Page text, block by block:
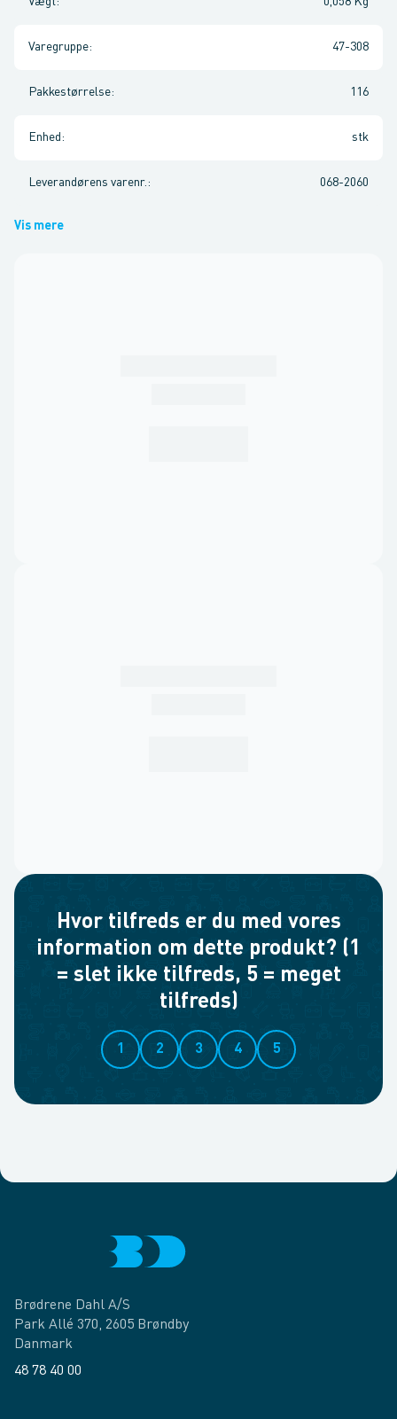
Varegruppe: 47-308
Pakkestørrelse: 116
Enhed : stk
Leverandørens varenr. : 068-2060
Vis mere
Hvor tilfreds er du med vores
information om dette produkt? (1
= slet ikke tilfreds, 5 = meget
tilfreds)
1 2 3 4 5
Brødrene Dahl A/S
Park Allé 370, 2605 Brøndby
Danmark
48 78 40 00